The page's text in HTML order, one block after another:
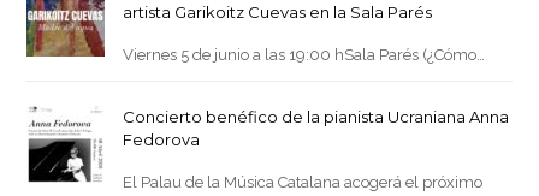
artista Garikoitz Cuevas en la Sala Parés
Viernes 5 de junio a las 19:00 hSala Parés (¿Cómo…
Concierto benéfico de la pianista Ucraniana Anna
Fedorova
El Palau de la Música Catalana acogerá el próximo